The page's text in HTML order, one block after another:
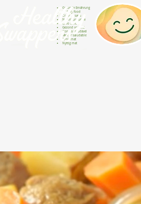
Gesunde Ernährung
Healthy food
Comida sana
Nourriture saine
Cibo sano
Gezond voedsel
Comida saudável
Menjar saludable
Sunn mat
Nyttig mat